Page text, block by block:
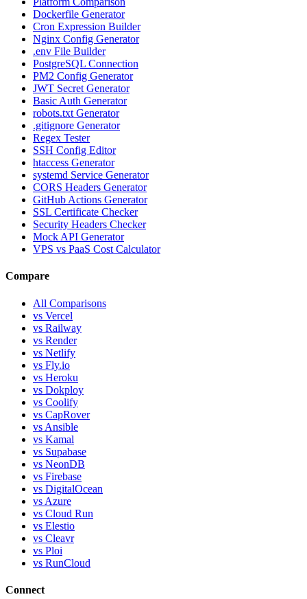
Dockerfile Generator
Cron Expression Builder
Nginx Config Generator
.env File Builder
PostgreSQL Connection
PM2 Config Generator
JWT Secret Generator
Basic Auth Generator
robots.txt Generator
.gitignore Generator
Regex Tester
SSH Config Editor
htaccess Generator
systemd Service Generator
CORS Headers Generator
GitHub Actions Generator
SSL Certificate Checker
Security Headers Checker
Mock API Generator
VPS vs PaaS Cost Calculator
Compare
All Comparisons
vs Vercel
vs Railway
vs Render
vs Netlify
vs Fly.io
vs Heroku
vs Dokploy
vs Coolify
vs CapRover
vs Ansible
vs Kamal
vs Supabase
vs NeonDB
vs Firebase
vs DigitalOcean
vs Azure
vs Cloud Run
vs Elestio
vs Cleavr
vs Ploi
vs RunCloud
Connect